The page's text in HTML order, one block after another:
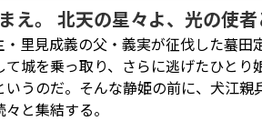
え。 北天の星々よ、光の使者
・里見成義の父・義実が征伐した蟇
て城を乗っ取り、さらに逃げたひと
いうのだ。そんな静姫の前に、犬江
と集結する。